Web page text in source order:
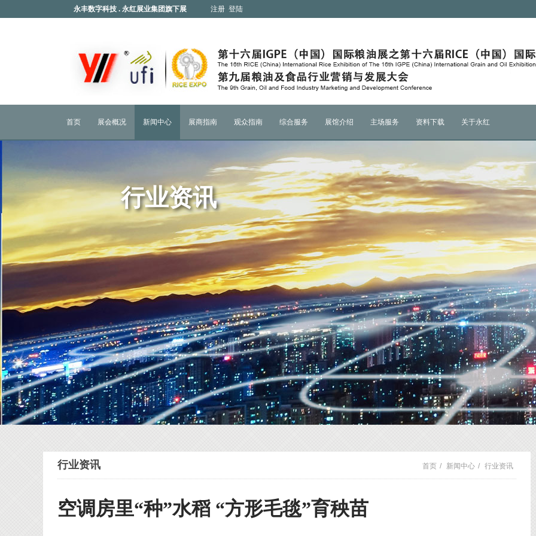
永丰数字科技 . 永红展业集团旗下展 注册 登陆
首页 展会概况 新闻中心 展商指南 观众指南 综合服务 展馆介绍 主场服务 资料下载 关于永红
行业资讯
行业资讯 首页 / 新闻中心 / 行业资讯
空调房里“种”水稻 “方形毛毯”育秧苗